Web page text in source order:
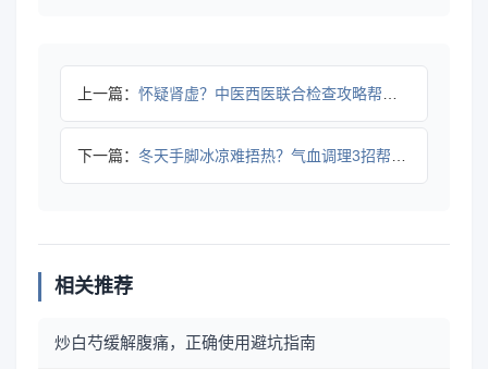
上一篇： 怀疑肾虚？中医西医联合检查攻略帮你科学判断
下一篇： 冬天手脚冰凉难捂热？气血调理3招帮你暖起来
相关推荐
炒白芍缓解腹痛，正确使用避坑指南